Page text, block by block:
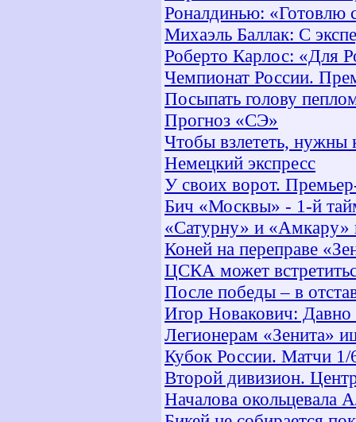
Роналдинью: «Готовлю
Михаэль Баллак: С
Роберто Карлос: «Для
Чемпионат России.
Посыпать голову
Прогноз «СЭ»
Чтобы взлететь, нужны
Немецкий экспресс
У своих ворот.
Бич «Москвы» - 1-й
«Сатурну» и «Амкару»
Коней на переправе
ЦСКА может
После победы – в
Игор Новакович: Давно
Легионерам «Зенита»
Кубок России. Матчи 1/
Второй дивизион.
Началова окольцевала